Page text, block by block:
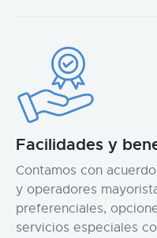
Facilidades y
Contamos con
y operadores
preferenciales,
servicios especiales